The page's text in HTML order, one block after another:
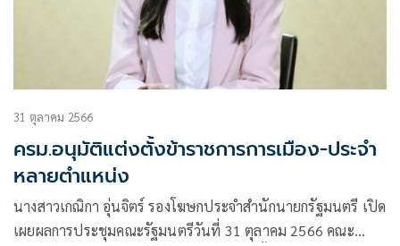
31 ตุลาคม 2566
ครม.อนุมัติแต่งตั้งข้าราชการการเมือง-ประจำ
หลายตำแหน่ง
นางสาวเกณิกา อุ่นจิตร์ รองโฆษกประจำสำนักนายกรัฐมนตรี เปิด
เผยผลการประชุมคณะรัฐมนตรีวันที่ 31 ตุลาคม 2566 คณะ